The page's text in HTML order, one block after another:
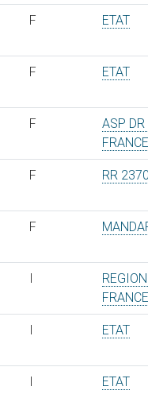
F ETAT
F ETAT
F
ASP DR
FRANCE
F RR
F
I
FRANCE
I ETAT
I ETAT